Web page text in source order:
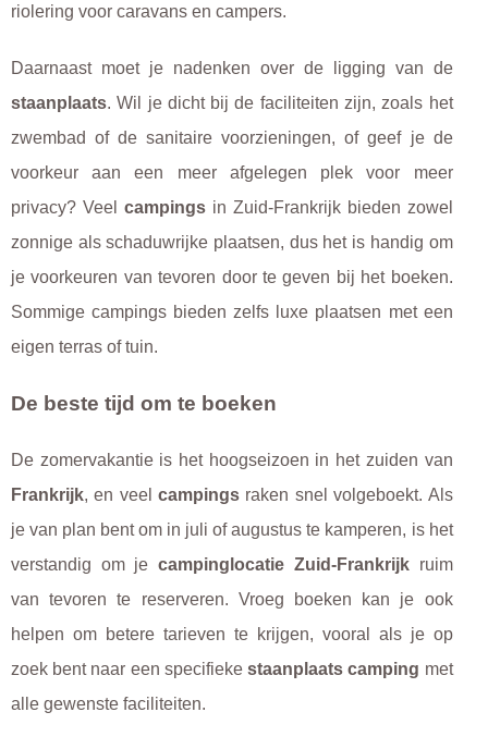
riolering voor caravans en campers.
Daarnaast moet je nadenken over de ligging van de
staanplaats. Wil je dicht bij de faciliteiten zijn, zoals het
zwembad of de sanitaire voorzieningen, of geef je de
voorkeur aan een meer afgelegen plek voor meer
privacy? Veel campingsin Zuid-Frankrijk bieden zowel
zonnige als schaduwrijke plaatsen, dus het is handig om
je voorkeuren van tevoren door te geven bij het boeken.
Sommige campings bieden zelfs luxe plaatsen met een
eigen terras of tuin.
De beste tijd om te boeken
De zomervakantie is het hoogseizoen in het zuiden van
Frankrijk, en veelcampings raken snel volgeboekt. Als
je van plan bent om in juli of augustus te kamperen, is het
verstandig om jecampinglocatie Zuid-Frankrijkruim
van tevoren te reserveren. Vroeg boeken kan je ook
helpen om betere tarieven te krijgen, vooral als je op
zoek bent naar een specifiekestaanplaats camping met
alle gewenste faciliteiten.